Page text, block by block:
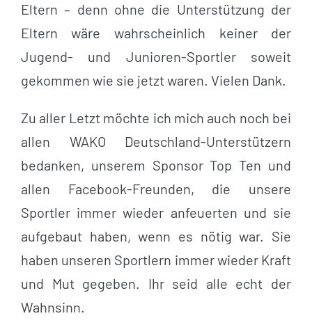
Eltern – denn ohne die Unterstützung der
Eltern wäre wahrscheinlich keiner der
Jugend- und Junioren-Sportler soweit
gekommen wie sie jetzt waren. Vielen Dank.
Zu aller Letzt möchte ich mich auch noch bei
allen WAKO Deutschland-Unterstützern
bedanken, unserem Sponsor Top Ten und
allen Facebook-Freunden, die unsere
Sportler immer wieder anfeuerten und sie
aufgebaut haben, wenn es nötig war. Sie
haben unseren Sportlern immer wieder Kraft
und Mut gegeben. Ihr seid alle echt der
Wahnsinn.